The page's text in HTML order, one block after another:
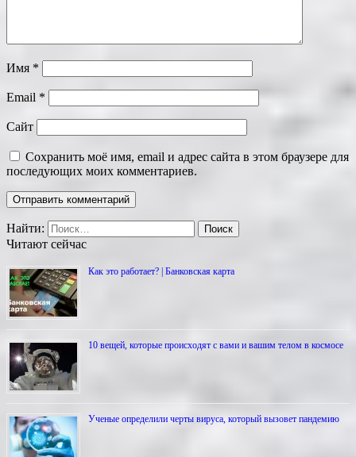
Имя *
Email *
Сайт
Сохранить моё имя, email и адрес сайта в этом браузере для
последующих моих комментариев.
Найти:
Читают сейчас
Как это работает? | Банковская карта
10 вещей, которые происходят с вами и вашим телом в космосе
Ученые определили черты вируса, который вызовет пандемию